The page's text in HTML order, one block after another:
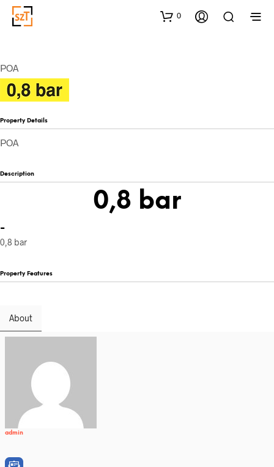
0
POA
Property Details
POA
Description
0,8 bar
-
0,8 bar
Property Features
About
admin